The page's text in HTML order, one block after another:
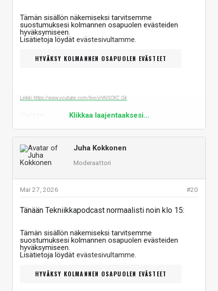
Tämän sisällön näkemiseksi tarvitsemme
suostumuksesi kolmannen osapuolen evästeiden
hyväksymiseen.
Lisätietoja löydät evästesivultamme
HYVÄKSY KOLMANNEN OSAPUOLEN EVÄSTEET
Linkki: https://www.youtube.com/live/yHhISCKC_Qk
Klikkaa laajentaaksesi...
Juha Kokkonen
Moderaattori
#20
Mar 27, 2026
Tänään Tekniikkapodcast normaalisti noin klo 15:
Tämän sisällön näkemiseksi tarvitsemme
suostumuksesi kolmannen osapuolen evästeiden
hyväksymiseen.
Lisätietoja löydät evästesivultamme
HYVÄKSY KOLMANNEN OSAPUOLEN EVÄSTEET